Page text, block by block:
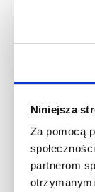
Niniejsza
Za pomocą
partnerom